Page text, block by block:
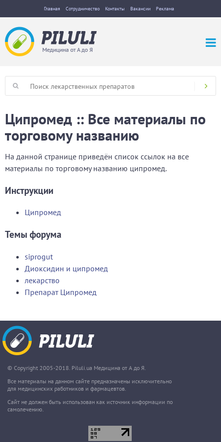
Главная Сотрудничество Контакты Вакансии Реклама
Ципромед :: Все материалы по
торговому названию
На данной странице приведён список ссылок на все
материалы по торговому названию ципромед.
Инструкции
Ципромед
Темы форума
siprogut
Диоксидин и ципромед
лекарство
Препарат Ципромед
© Copyright 2005-2018. Piluli.ua Медицина от А до Я.
Все материалы на данном сайте предназначены исключительно
для медицинских работников и фармацевтов.
Сайт не должен быть использован как источник информации по
самолечению.